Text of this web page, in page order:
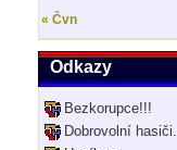
« Čvn
Odkazy
Bezkorupce!!!
Dobrovolní